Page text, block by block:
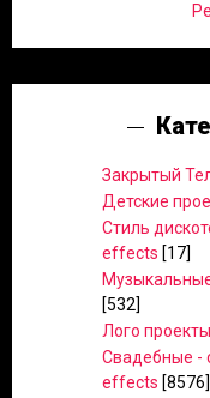
Закрытый
Детские
Стиль
effects [17]
[532]
Лого
Свадебные -
effects [8576]